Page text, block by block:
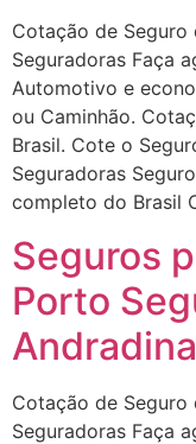
Cotação de Seguro
Seguradoras Faça
Automotivo e
ou Caminhão.
Brasil. Cote o
Seguradoras
completo do Brasil
Seguros
Porto
Cotação de Seguro
Seguradoras Faça